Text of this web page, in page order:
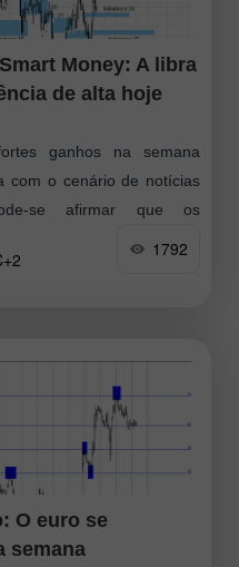
Money: A libra
de alta hoje
ganhos na semana
com o cenário de notícias
se afirmar que os
de alta
1792
O euro se
semana